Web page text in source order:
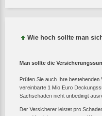
Wie hoch sollte man
Man sollte die
Prüfen Sie auch Ihre bestehenden
vereinbarte 1 Mio Euro
Sachschaden nicht unbedingt
Der Versicherer leistet pro